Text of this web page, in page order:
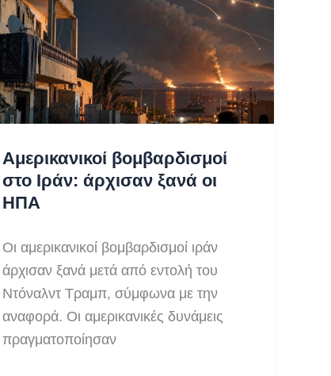
The
Sopranos
Αμερικανικοί βομβαρδισμοί
στο Ιράν: άρχισαν ξανά οι
ΗΠΑ
Οι αμερικανικοί βομβαρδισμοί ιράν
άρχισαν ξανά μετά από εντολή του
Ντόναλντ Τραμπ, σύμφωνα με την
αναφορά. Οι αμερικανικές δυνάμεις
πραγματοποίησαν